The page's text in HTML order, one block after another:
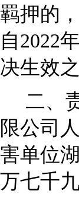
羁押的
自2022
决生效
二、
限公司
害单位
万七千